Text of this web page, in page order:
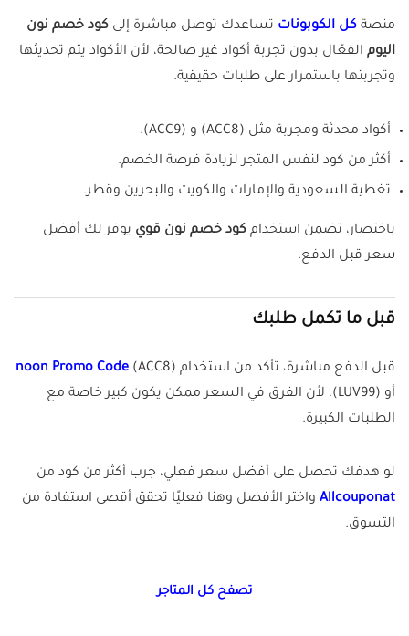
منصة كل الكوبونات تساعدك توصل مباشرة إلى كود خصم نون
اليوم الفعّال بدون تجربة أكواد غير صالحة، لأن الأكواد يتم تحديثها
وتجربتها باستمرار على طلبات حقيقية.
أكواد محدثة ومجربة مثل (ACC8) و (ACC9).
أكثر من كود لنفس المتجر لزيادة فرصة الخصم.
تغطية السعودية والإمارات والكويت والبحرين وقطر.
باختصار، تضمن استخدام كود خصم نون قوي يوفر لك أفضل
سعر قبل الدفع.
قبل ما تكمل طلبك
قبل الدفع مباشرة، تأكد من استخدام noon Promo Code (ACC8)
أو (LUV99)، لأن الفرق في السعر ممكن يكون كبير خاصة مع
الطلبات الكبيرة.
لو هدفك تحصل على أفضل سعر فعلي، جرب أكثر من كود من
Allcouponat واختر الأفضل وهنا فعليًا تحقق أقصى استفادة من
التسوق.
تصفح كل المتاجر